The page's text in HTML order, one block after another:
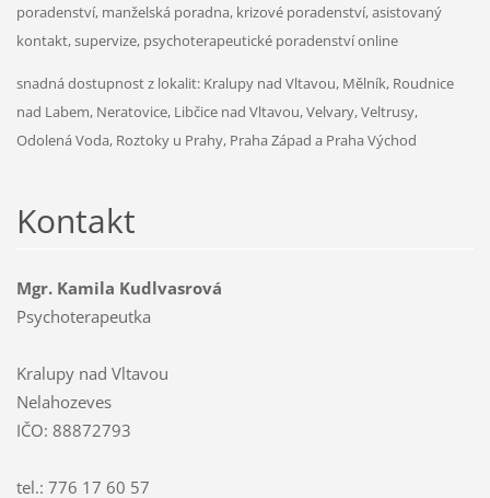
poradenství, manželská poradna, krizové poradenství, asistovaný
kontakt, supervize, psychoterapeutické poradenství online
snadná dostupnost z lokalit: Kralupy nad Vltavou, Mělník, Roudnice
nad Labem, Neratovice, Libčice nad Vltavou, Velvary, Veltrusy,
Odolená Voda, Roztoky u Prahy, Praha Západ a Praha Východ
Kontakt
Mgr. Kamila Kudlvasrová
Psychoterapeutka
Kralupy nad Vltavou
Nelahozeves
IČO: 88872793
tel.: 776 17 60 57